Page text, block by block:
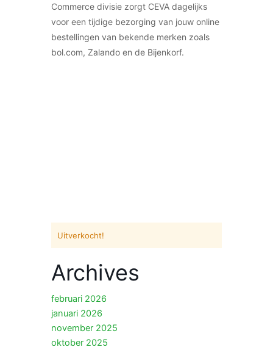
Commerce divisie zorgt CEVA dagelijks
voor een tijdige bezorging van jouw online
bestellingen van bekende merken zoals
bol.com, Zalando en de Bijenkorf.
Uitverkocht!
Archives
februari 2026
januari 2026
november 2025
oktober 2025